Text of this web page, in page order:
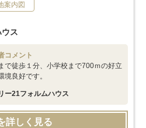
案内図
ス
コメント
で徒歩１分、小学校まで700ｍの好立
境良好です。
ー21フォルムハウス
詳しく見る